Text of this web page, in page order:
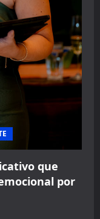
que
por